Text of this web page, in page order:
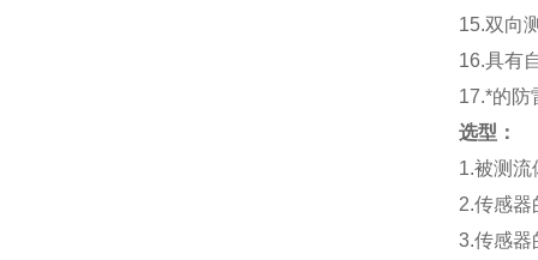
15.双向
16.具有
17.*的防
选型：
1.被测流
2.传感器
3.传感器